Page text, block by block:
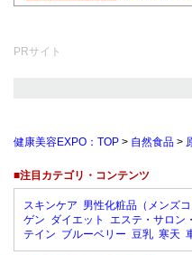
PRサイト
健康美容EXPO：TOP > 自然食品 >
■注目カテゴリ・コンテンツ
スキンケア 男性化粧品（メンズコ
ゲン ダイエット エステ・サロン
テイン ブルーベリー 豆乳 寒天